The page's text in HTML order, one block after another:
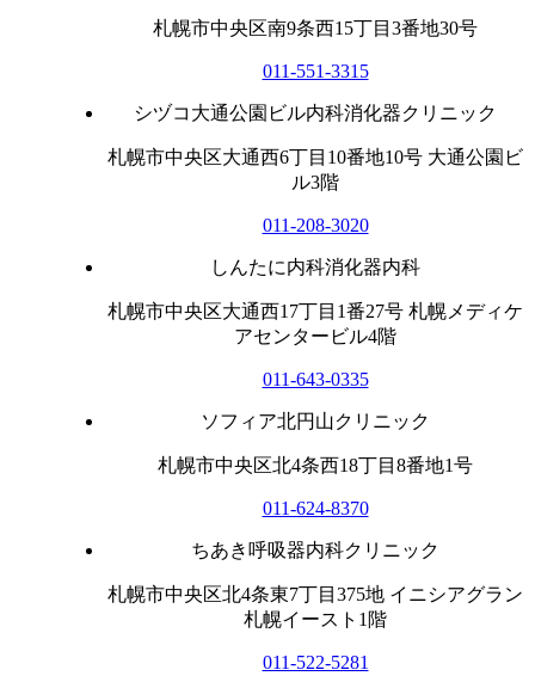
札幌市中央区南9条西15丁目3番地30号
011-551-3315
シヅコ大通公園ビル内科消化器クリニック
札幌市中央区大通西6丁目10番地10号 大通公園ビ
ル3階
011-208-3020
しんたに内科消化器内科
札幌市中央区大通西17丁目1番27号 札幌メディケ
アセンタービル4階
011-643-0335
ソフィア北円山クリニック
札幌市中央区北4条西18丁目8番地1号
011-624-8370
ちあき呼吸器内科クリニック
札幌市中央区北4条東7丁目375地 イニシアグラン
札幌イースト1階
011-522-5281